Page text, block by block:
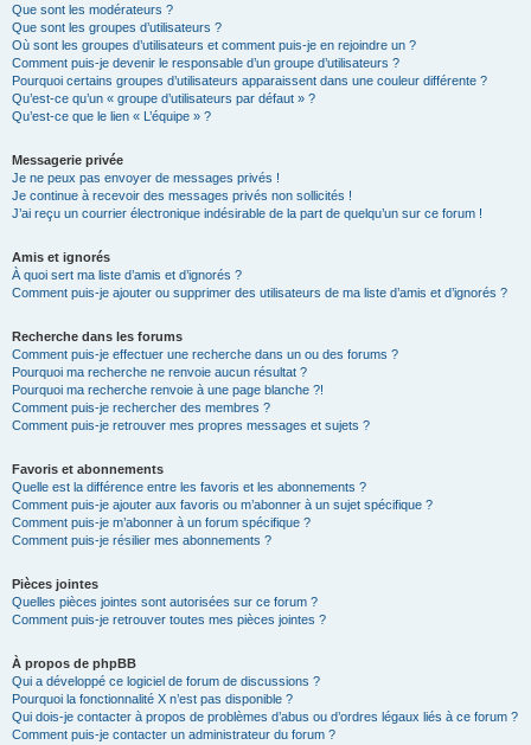
Que sont les modérateurs ?
Que sont les groupes d’utilisateurs ?
Où sont les groupes d’utilisateurs et comment puis-je en rejoindre un ?
Comment puis-je devenir le responsable d’un groupe d’utilisateurs ?
Pourquoi certains groupes d’utilisateurs apparaissent dans une couleur différente ?
Qu’est-ce qu’un « groupe d’utilisateurs par défaut » ?
Qu’est-ce que le lien « L’équipe » ?
Messagerie privée
Je ne peux pas envoyer de messages privés !
Je continue à recevoir des messages privés non sollicités !
J’ai reçu un courrier électronique indésirable de la part de quelqu’un sur ce forum !
Amis et ignorés
À quoi sert ma liste d’amis et d’ignorés ?
Comment puis-je ajouter ou supprimer des utilisateurs de ma liste d’amis et d’ignorés ?
Recherche dans les forums
Comment puis-je effectuer une recherche dans un ou des forums ?
Pourquoi ma recherche ne renvoie aucun résultat ?
Pourquoi ma recherche renvoie à une page blanche ?!
Comment puis-je rechercher des membres ?
Comment puis-je retrouver mes propres messages et sujets ?
Favoris et abonnements
Quelle est la différence entre les favoris et les abonnements ?
Comment puis-je ajouter aux favoris ou m’abonner à un sujet spécifique ?
Comment puis-je m’abonner à un forum spécifique ?
Comment puis-je résilier mes abonnements ?
Pièces jointes
Quelles pièces jointes sont autorisées sur ce forum ?
Comment puis-je retrouver toutes mes pièces jointes ?
À propos de phpBB
Qui a développé ce logiciel de forum de discussions ?
Pourquoi la fonctionnalité X n’est pas disponible ?
Qui dois-je contacter à propos de problèmes d’abus ou d’ordres légaux liés à ce forum ?
Comment puis-je contacter un administrateur du forum ?